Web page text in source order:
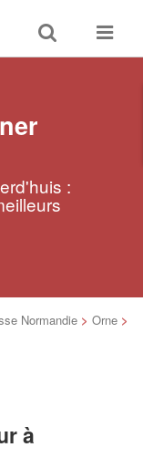
Toggle
search
Toggle
:
Normandie > Orne >
à